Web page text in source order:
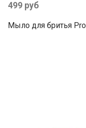
499 руб
Мыло для бритья